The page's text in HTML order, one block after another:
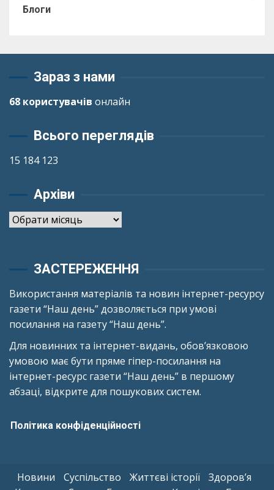
Блоги
Зараз з нами
68 користувачів онлайн
Всього переглядів
15 184 123
Архіви
Архіви
ЗАСТЕРЕЖЕННЯ
Використання матеріалів та новин інтернет-ресурсу
газети “Наш день” дозволяється при умові
посилання на газету “Наш день”.
Для новинних та інтернет-видань, обов’язковою
умовою має бути пряме гіпер-посилання на
інтернет-ресурс газети “Наш день” в першому
абзаці, відкрите для пошукових систем.
Політика конфіденційності
Новини Суспільство Життєві історії
Здоров’я